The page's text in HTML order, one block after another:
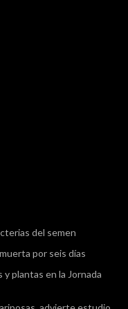
del semen
por seis días
y plantas en la Jornada